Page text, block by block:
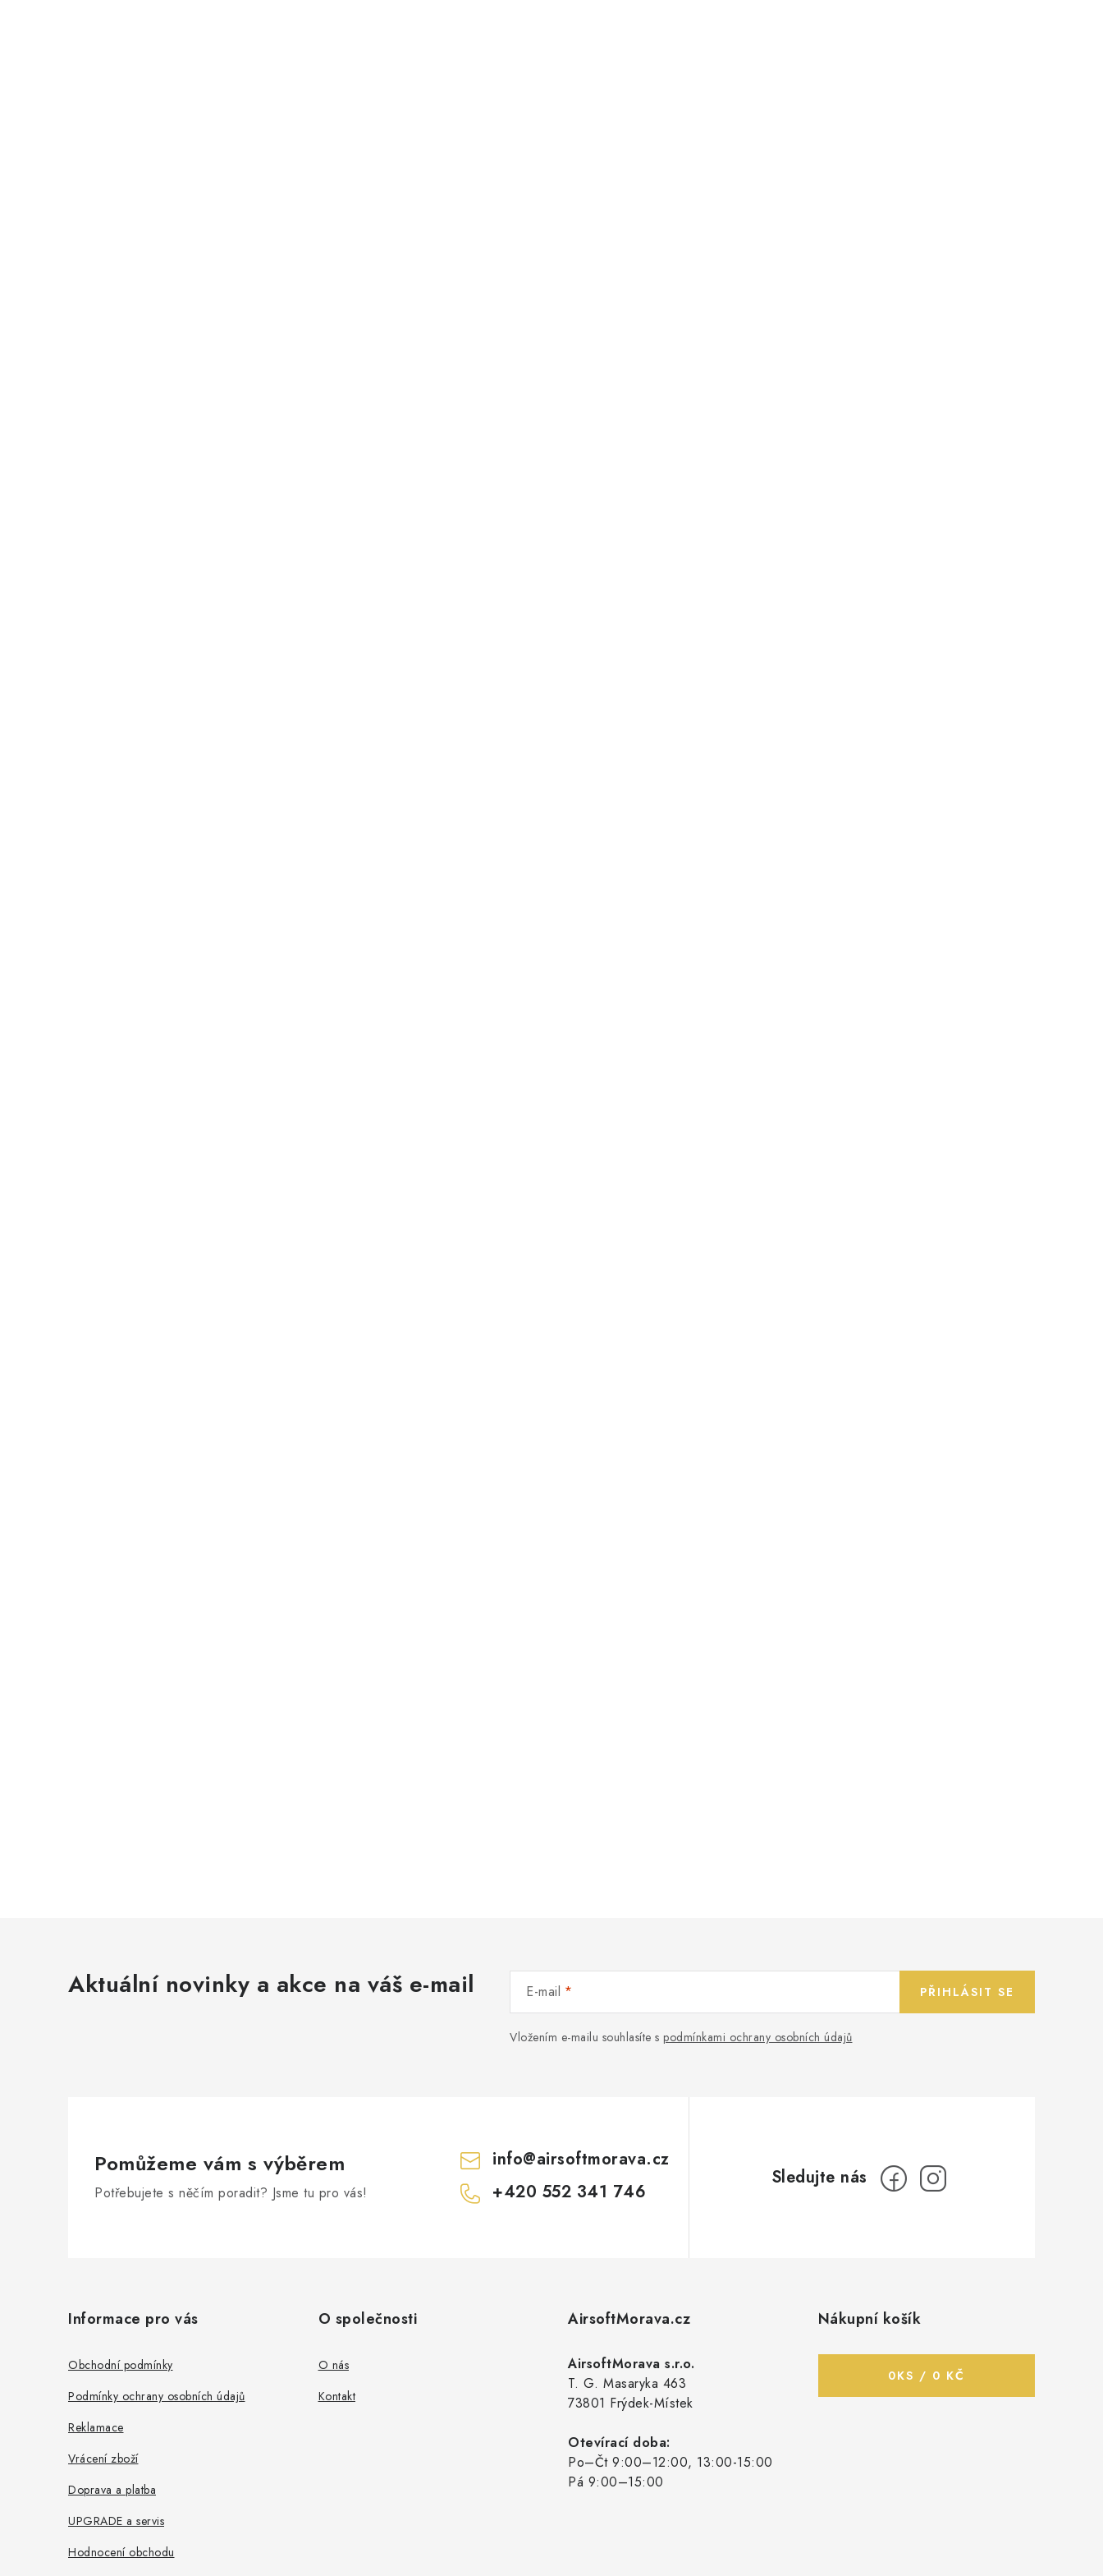
Aktuální novinky a akce na váš e-mail E-mail
Vložením e-mailu souhlasíte s podmínkami ochrany osobních údajů
PŘIHLÁSIT SE
Pomůžeme vám s výběrem
Potřebujete s něčím poradit? Jsme tu pro vás!
info@airsoftmorava.cz
+420 552 341 746
Informace pro vás
Obchodní podmínky
Podmínky ochrany osobních údajů
Reklamace
Vrácení zboží
Doprava a platba
UPGRADE a servis
Hodnocení obchodu
O společnosti
O nás
Kontakt
AirsoftMorava.cz
AirsoftMorava s.r.o.
T. G. Masaryka 463
73801 Frýdek-Místek
Otevírací doba:
Po–Čt 9:00–12:00, 13:00-15:00
Pá 9:00–15:00
Nákupní košík
0KS / 0 KČ